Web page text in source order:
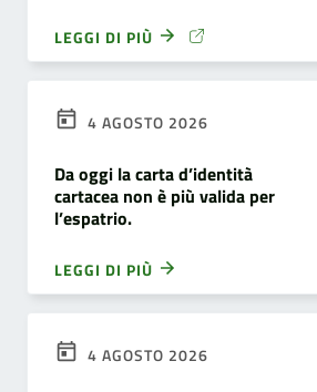
LEGGI DI PIÙ
4 AGOSTO 2026
Da oggi la carta d’identità
cartacea non è più valida per
l’espatrio.
LEGGI DI PIÙ
4 AGOSTO 2026